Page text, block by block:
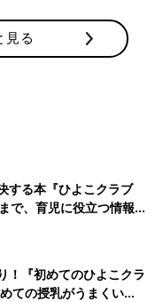
見る
する本『ひよこクラブ
、育児に役立つ情報が
！『初めてのひよこクラ
ての授乳がうまくい